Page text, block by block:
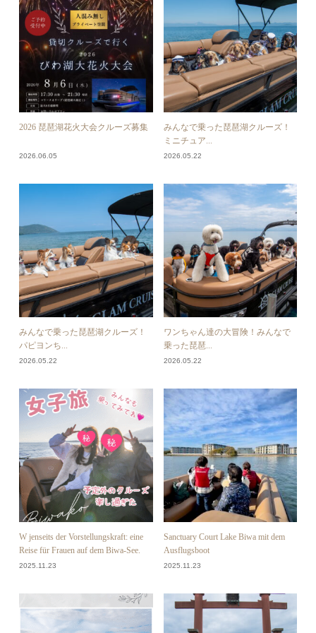
2026 琵琶湖花火大会クルーズ募集
2026.06.05
みんなで乗った琵琶湖クルーズ！
ミニチュア...
2026.05.22
みんなで乗った琵琶湖クルーズ！
パピヨンち...
2026.05.22
ワンちゃん達の大冒険！みんなで
乗った琵琶...
2026.05.22
W jenseits der Vorstellungskraft: eine
Reise für Frauen auf dem Biwa-See.
2025.11.23
Sanctuary Court Lake Biwa mit dem
Ausflugsboot
2025.11.23